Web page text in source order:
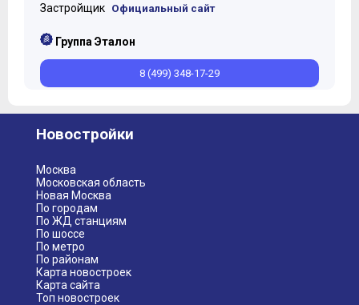
Застройщик Официальный сайт
Группа Эталон
8 (499) 348-17-29
Новостройки
Москва
Московская область
Новая Москва
По городам
По ЖД станциям
По шоссе
По метро
По районам
Карта новостроек
Карта сайта
Топ новостроек